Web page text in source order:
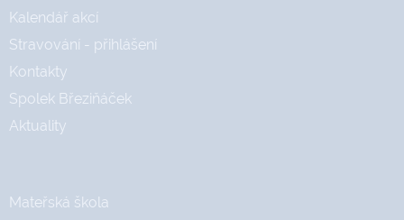
Kalendář akcí
Stravování - přihlášení
Kontakty
Spolek Březiňáček
Aktuality
Mateřská škola